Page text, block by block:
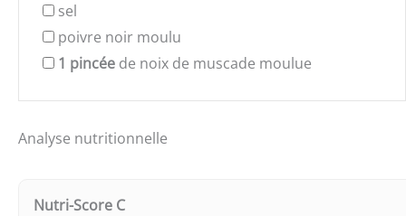
sel
poivre noir moulu
1 pincée de noix de muscade moulue
Analyse nutritionnelle
Nutri-Score C